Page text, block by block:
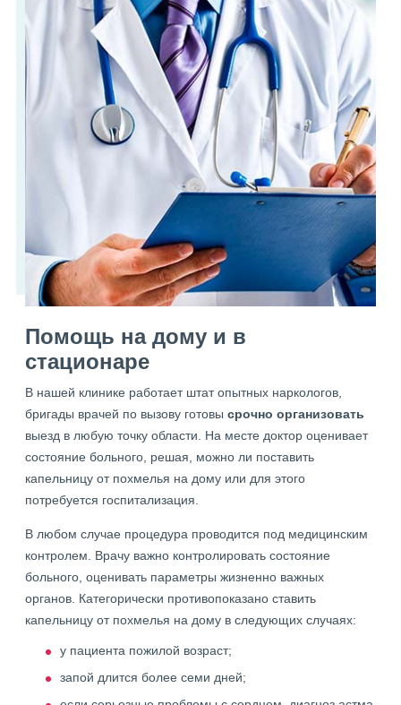
Помощь на дому и в
стационаре
В нашей клинике работает штат опытных наркологов,
бригады врачей по вызову готовы срочно организовать
выезд в любую точку области. На месте доктор оценивает
состояние больного, решая, можно ли поставить
капельницу от похмелья на дому или для этого
потребуется госпитализация.
В любом случае процедура проводится под медицинским
контролем. Врачу важно контролировать состояние
больного, оценивать параметры жизненно важных
органов. Категорически противопоказано ставить
капельницу от похмелья на дому в следующих случаях:
у пациента пожилой возраст;
запой длится более семи дней;